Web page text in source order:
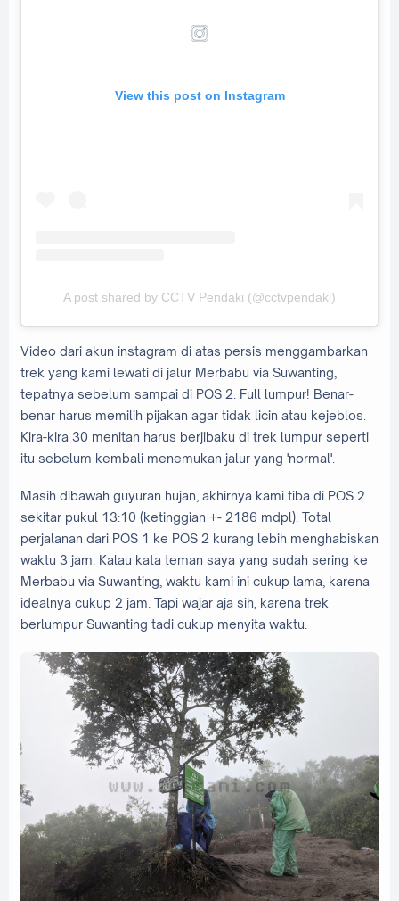
View this post on Instagram
A post shared by CCTV Pendaki (@cctvpendaki)
Video dari akun instagram di atas persis menggambarkan
trek yang kami lewati di jalur Merbabu via Suwanting,
tepatnya sebelum sampai di POS 2. Full lumpur! Benar-
benar harus memilih pijakan agar tidak licin atau kejeblos.
Kira-kira 30 menitan harus berjibaku di trek lumpur seperti
itu sebelum kembali menemukan jalur yang 'normal'.
Masih dibawah guyuran hujan, akhirnya kami tiba di POS 2
sekitar pukul 13:10 (ketinggian +- 2186 mdpl). Total
perjalanan dari POS 1 ke POS 2 kurang lebih menghabiskan
waktu 3 jam. Kalau kata teman saya yang sudah sering ke
Merbabu via Suwanting, waktu kami ini cukup lama, karena
idealnya cukup 2 jam. Tapi wajar aja sih, karena trek
berlumpur Suwanting tadi cukup menyita waktu.